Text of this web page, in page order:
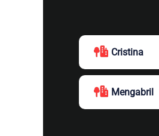
Cristina
Mengabril